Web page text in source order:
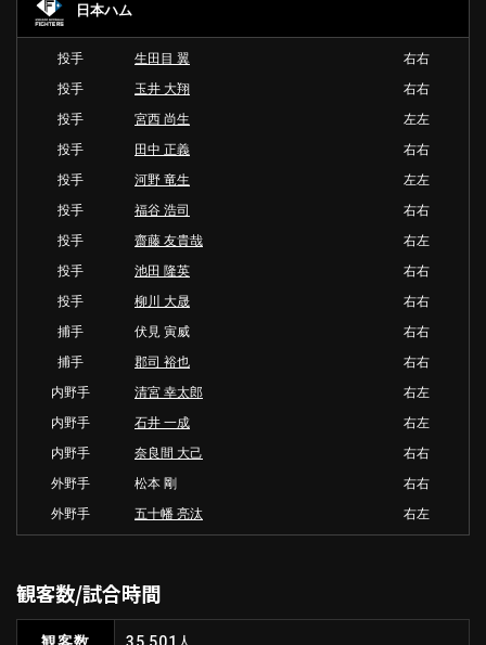
日本ハム
投手 生田目 翼
右右
投手
玉井 大翔
右右
投手
宮西 尚生
左左
投手
田中 正義
右右
投手
河野 竜生
左左
投手
福谷 浩司
右右
投手
齋藤 友貴哉
右左
投手
池田 隆英
右右
投手
柳川 大晟
右右
捕手
伏見 寅威
右右
捕手
郡司 裕也
右右
内野手
清宮 幸太郎
右左
内野手
石井 一成
右左
内野手
奈良間 大己
右右
外野手
松本 剛
右右
外野手
五十幡 亮汰 右左
観客数/試合時間